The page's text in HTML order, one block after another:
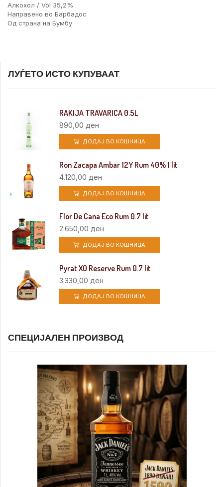
Алкохол / Vol 35,2%
Направено во Барбадос
Од страна на Бумбу
ЛУЃЕТО ИСТО КУПУВААТ
RAKIJA TRAVARICA 0.5L
890,00ден
ДОДАЈ ВО КОШНИЦА
Ron Zacapa Ambar 12Y Rum 40% 1 lit
4.120,00 ден
ДОДАЈ ВО КОШНИЦА
Flor De Cana Eco Rum 0.7 lit
2.650,00 ден
ДОДАЈ ВО КОШНИЦА
Pyrat XO Reserve Rum 0.7 lit
3.330,00 ден
ДОДАЈ ВО КОШНИЦА
СПЕЦИЈАЛЕН ПРОИЗВОД